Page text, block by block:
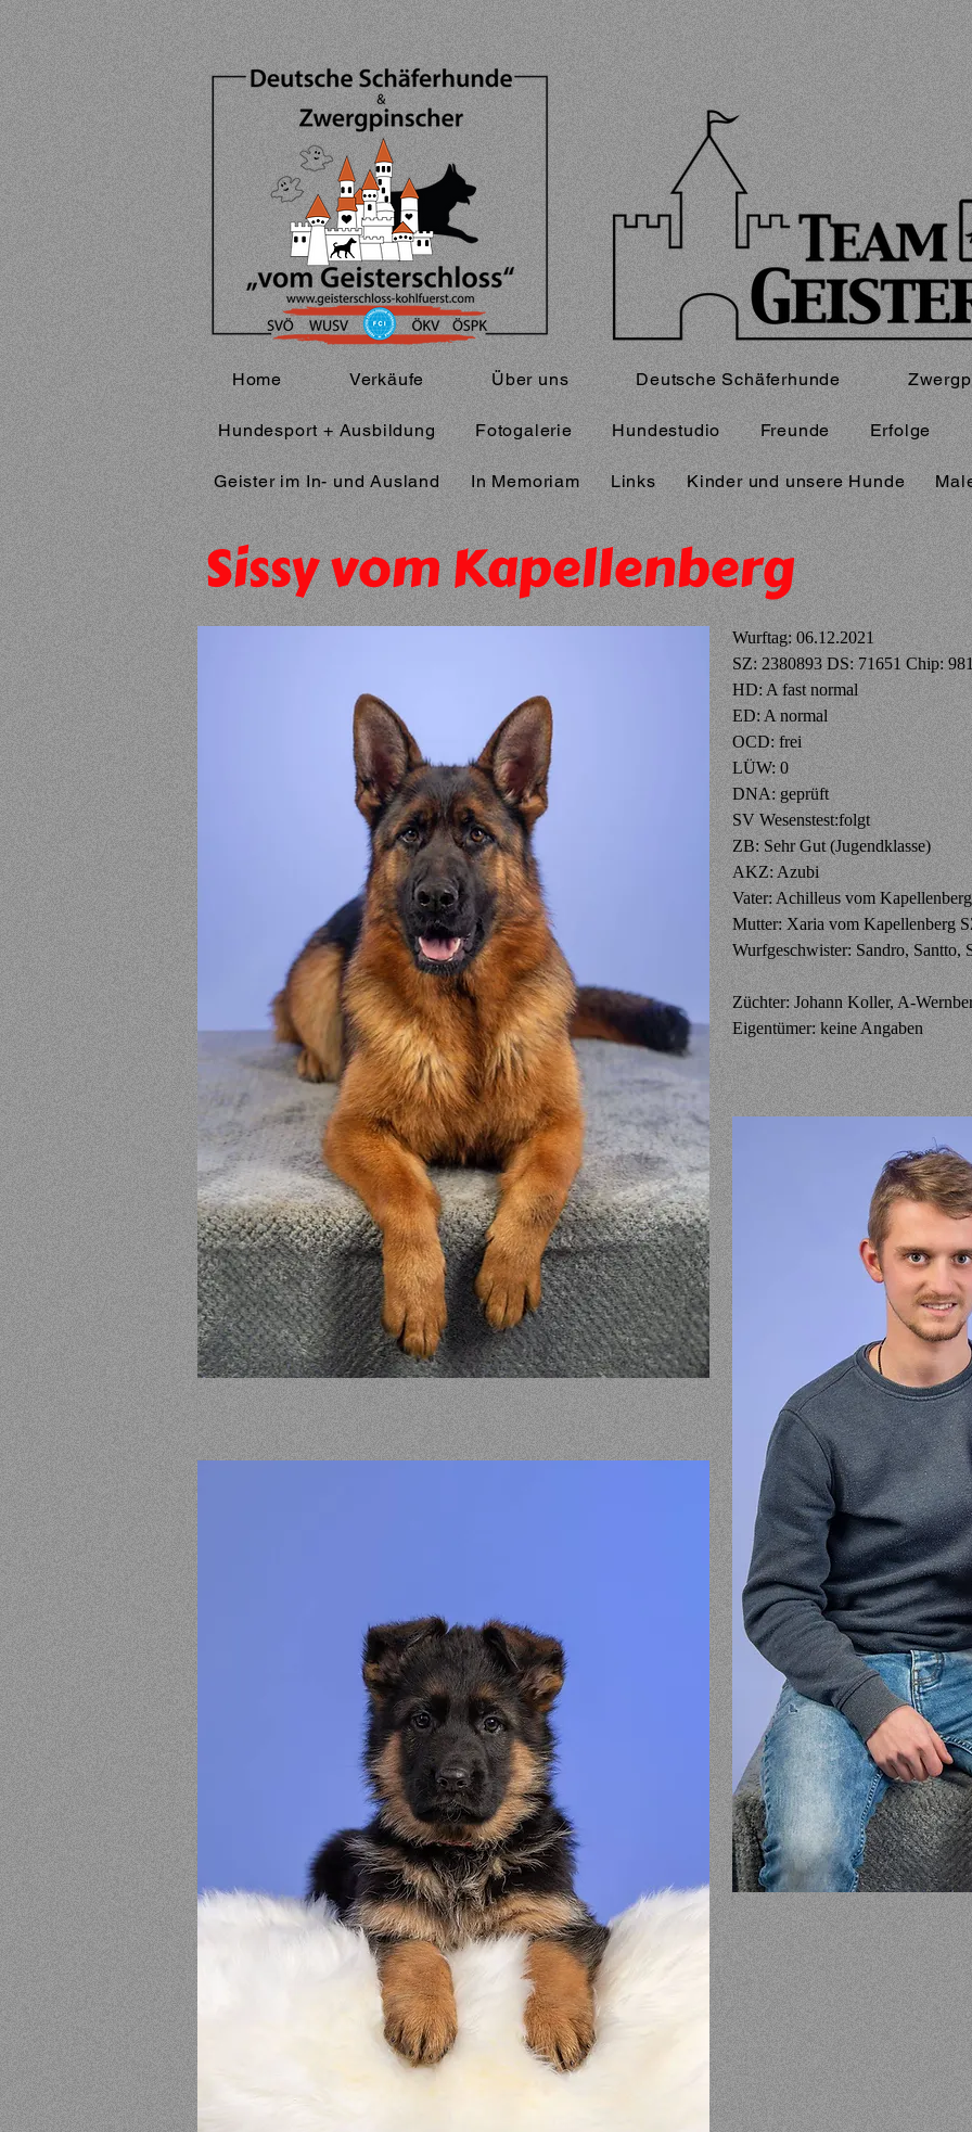
Home Verkäufe Über uns Deutsche Schäferhunde
Hundesport + Ausbildung Fotogalerie Hundestudio Freunde Erfolge
Geister im In- und Ausland In Memoriam Links Kinder und unsere Hunde
Sissy vom Kapellenberg
Wurftag: 06.12.2021
SZ: 2380893 DS: 71651 Chip:
HD: A fast normal
ED: A normal
OCD: frei
LÜW: 0
DNA: geprüft
SV Wesenstest:folgt
ZB: Sehr Gut (Jugendklasse)
AKZ: Azubi
Vater: Achilleus vom
Mutter: Xaria vom Kapellenberg
Wurfgeschwister: Sandro, Santto,
Züchter: Johann Koller, A-
Eigentümer: keine Angaben